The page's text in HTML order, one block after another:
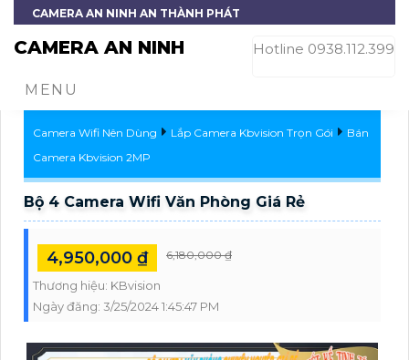
CAMERA AN NINH AN THÀNH PHÁT
CAMERA AN NINH Hotline 0938.112.399
MENU
Camera Wifi Nên Dùng Lắp Camera Kbvision Trọn Gói
Bán
Camera Kbvision 2MP
Bộ 4 Camera Wifi Văn Phòng Giá Rẻ
4,950,000 ₫ 6,180,000 ₫
Thương hiệu: KBvision
Ngày đăng: 3/25/2024 1:45:47 PM